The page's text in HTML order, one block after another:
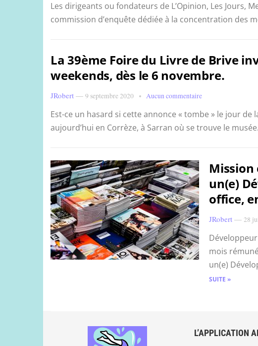
Les dirigeants ou fondateurs de L’Opinion, Les Jours,
commission d’enquête dédiée à la concentration des
La 39ème Foire du Livre de Brive
weekends, dès le 6 novembre.
JRobert — 9 septembre 2020 Aucun commentaire
Est-ce un hasard si cette annonce « tombe » le jour de
aujourd’hui en Corrèze, à Sarran où se trouve le
un(e)
office,
JRobert — 28
mois
un(e)
SUITE »
L’APPLICATION